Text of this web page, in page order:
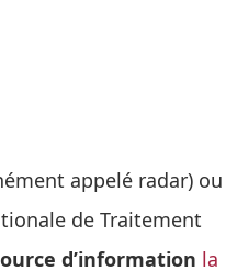
appelé radar) ou
de Traitement
d’information la